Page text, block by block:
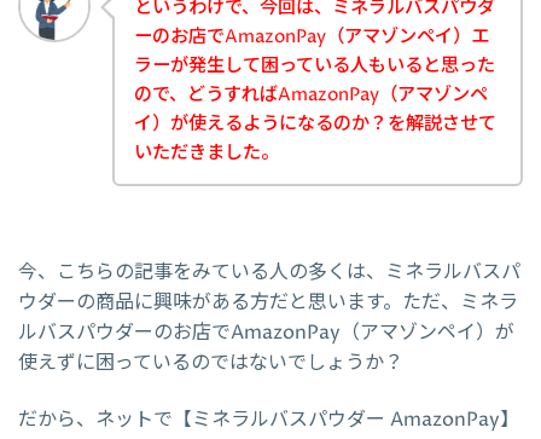
というわけで、今回は、ミネラルバスパウダ
ーのお店でAmazonPay（アマゾンペイ）エ
ラーが発生して困っている人もいると思った
ので、どうすればAmazonPay（アマゾンペ
イ）が使えるようになるのか？を解説させて
いただきました。
今、こちらの記事をみている人の多くは、ミネラルバスパ
ウダーの商品に興味がある方だと思います。ただ、ミネラ
ルバスパウダーのお店でAmazonPay（アマゾンペイ）が
使えずに困っているのではないでしょうか？
だから、ネットで【ミネラルバスパウダー AmazonPay】